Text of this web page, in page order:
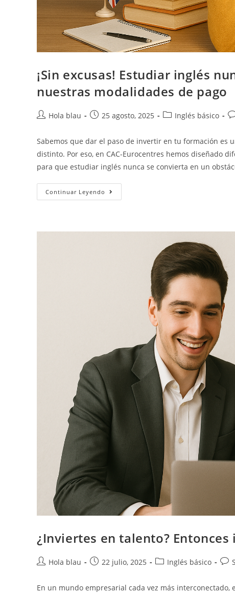
¡Sin excusas! Estudiar inglés
nuestras modalidades de pago
Hola blau 25 agosto, 2025 Inglés básico
Sabemos que dar el paso de invertir en tu formación es
distinto. Por eso, en CAC-Eurocentres hemos diseñado
para que estudiar inglés nunca se convierta en un
Continuar Leyendo
¿Inviertes en talento?
Hola blau 22 julio, 2025 Inglés básico
En un mundo empresarial cada vez más